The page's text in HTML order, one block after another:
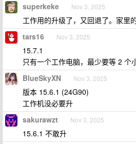
superkeke Nov 3, 2025
工作用的升级了，又回退了。家里
tars16 Nov 3, 2025
15.7.1
只有一个工作电脑，最少要等 2 个
BlueSkyXN Nov 3, 2025
版本 15.6.1 (24G90)
工作机没必要升
sakurawzt Nov 3, 2025
15.6.1 不敢升